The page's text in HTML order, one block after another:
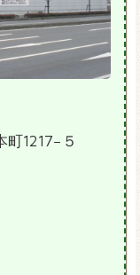
1217−５